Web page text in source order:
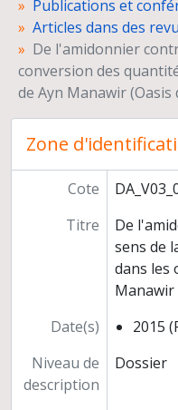
Rédaction d'un article "Du vin, du ricin
Contribution à la
Interventions
Recensions
Articles de
Projet de
Missions de
Carrière
Edition
Conventions
Publications et
Articles dans des
De l'amidonnier
conversion des
de Ayn Manawir (Oasis
Zone
Cote
Titre
De
sens de
dans les
Manawir
Date(s)
2015
Niveau de
description
Dossier